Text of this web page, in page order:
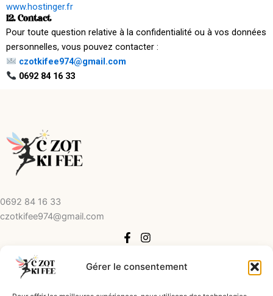
Gérer le consentement
www.hostinger.fr
12. Contact
Pour toute question relative à la confidentialité ou à vos données
personnelles, vous pouvez contacter :
czotkifee974@gmail.com
0692 84 16 33
0692 84 16 33
czotkifee974@gmail.com